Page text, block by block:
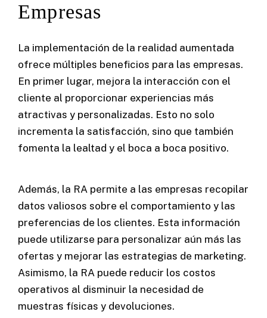
Empresas
La implementación de la realidad aumentada
ofrece múltiples beneficios para las empresas.
En primer lugar, mejora la interacción con el
cliente al proporcionar experiencias más
atractivas y personalizadas. Esto no solo
incrementa la satisfacción, sino que también
fomenta la lealtad y el boca a boca positivo.
Además, la RA permite a las empresas recopilar
datos valiosos sobre el comportamiento y las
preferencias de los clientes. Esta información
puede utilizarse para personalizar aún más las
ofertas y mejorar las estrategias de marketing.
Asimismo, la RA puede reducir los costos
operativos al disminuir la necesidad de
muestras físicas y devoluciones.